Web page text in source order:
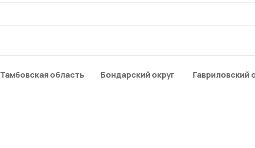
Тамбовская область Бондарский округ Гавриловский